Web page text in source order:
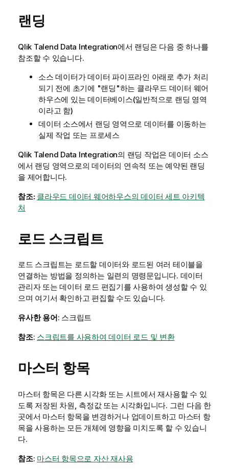
랜딩
Qlik Talend Data Integration에서 랜딩은 다음 중 하나를
참조할 수 있습니다.
소스 데이터가 데이터 파이프라인 아래로 추가 처리
되기 전에 초기에 "랜딩"하는 클라우드 데이터 웨어
하우스에 있는 데이터베이스(일반적으로 랜딩 영역
이라고 함)
데이터 소스에서 랜딩 영역으로 데이터를 이동하는
실제 작업 또는 프로세스
Qlik Talend Data Integration의 랜딩 작업은 데이터 소스
에서 랜딩 영역으로의 데이터의 연속적 또는 예약된 랜딩
을 제어합니다.
참조: 클라우드 데이터 웨어하우스의 데이터 세트 아키텍
처
로드 스크립트
로드 스크립트는 로드할 데이터와 로드된 여러 테이블을
연결하는 방법을 정의하는 일련의 명령문입니다. 데이터
관리자또는데이터 로드 편집기를 사용하여 생성할 수 있
으며 여기서 확인하고 편집할 수도 있습니다.
유사한 용어: 스크립트
참조: 스크립트를 사용하여 데이터 로드 및 변환
마스터 항목
마스터 항목은 다른 시각화 또는 시트에서 재사용할 수 있
도록 저장된 차원, 측정값 또는 시각화입니다. 그런 다음 한
곳에서 마스터 항목을 변경하거나 업데이트하고 마스터 항
목을 사용하는 모든 개체에 영향을 미치도록 할 수 있습니
다.
참조: 마스터 항목으로 자산 재사용